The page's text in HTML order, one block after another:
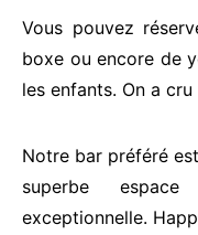
Vous pouvez
boxe ou encore de
les enfants. On a cru
Notre bar préféré
superbe
exceptionnelle.